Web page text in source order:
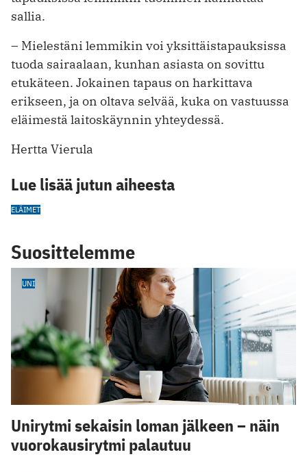
sallia.
– Mielestäni lemmikin voi yksittäis­tapauksissa
tuoda sairaalaan, kunhan asiasta on sovittu
etukäteen. Jokainen tapaus on harkittava
erikseen, ja on oltava selvää, kuka on vastuussa
eläimestä laitoskäynnin yhteydessä.
Hertta Vierula
Lue lisää jutun aiheesta
ELÄIMET
Suosittelemme
UNI
Unirytmi sekaisin loman jälkeen – näin
vuorokausirytmi palautuu